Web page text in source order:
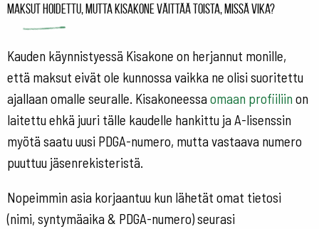
Maksut hoidettu, mutta Kisakone väittää toista, missä vika?
Kauden käynnistyessä Kisakone on herjannut monille,
että maksut eivät ole kunnossa vaikka ne olisi suoritettu
ajallaan omalle seuralle. Kisakoneessa omaan profiiliin on
laitettu ehkä juuri tälle kaudelle hankittu ja A-lisenssin
myötä saatu uusi PDGA-numero, mutta vastaava numero
puuttuu jäsenrekisteristä.
Nopeimmin asia korjaantuu kun lähetät omat tietosi
(nimi, syntymäaika & PDGA-numero) seurasi